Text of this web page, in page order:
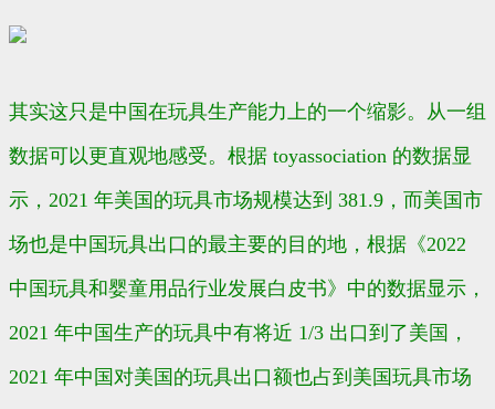
其实这只是中国在玩具生产能力上的一个缩影。从一组
数据可以更直观地感受。根据 toyassociation 的数据显
示，2021 年美国的玩具市场规模达到 381.9，而美国市
场也是中国玩具出口的最主要的目的地，根据《2022
中国玩具和婴童用品行业发展白皮书》中的数据显示，
2021 年中国生产的玩具中有将近 1/3 出口到了美国，
2021 年中国对美国的玩具出口额也占到美国玩具市场